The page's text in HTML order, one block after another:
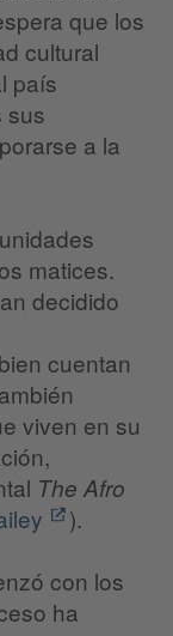
que los
cultural
país
sus
a la
matices.
decidido
cuentan
viven en su
The Afro
).
con los
ha